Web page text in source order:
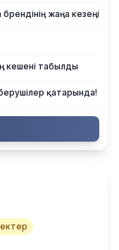
ұлттық сапа брендінің жаңа кезеңі
кешені табылды
Шәкәрім университеті – үздік жұмыс берушілер қатарында!